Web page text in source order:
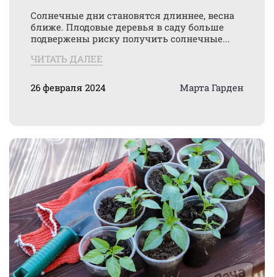
Солнечные дни становятся длиннее, весна
ближе. Плодовые деревья в саду больше
подвержены риску получить солнечные...
ЧИТАТЬ ДАЛЕЕ
26 февраля 2024 Марта Гарден